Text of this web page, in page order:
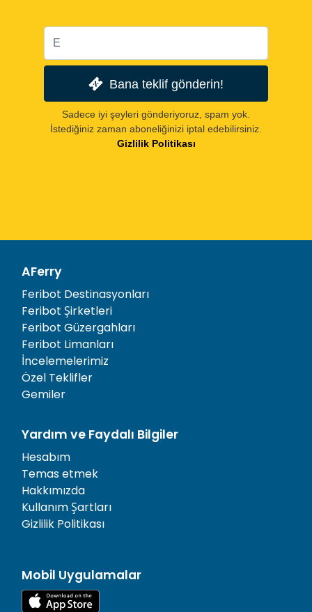
Bana teklif gönderin!
Sadece iyi şeyleri gönderiyoruz, spam yok.
İstediğiniz zaman aboneliğinizi iptal edebilirsiniz.
Gizlilik Politikası
AFerry
Feribot Destinasyonları
Feribot Şirketleri
Feribot Güzergahları
Feribot Limanları
İncelemelerimiz
Özel Teklifler
Gemiler
Yardım ve Faydalı Bilgiler
Hesabım
Temas etmek
Hakkımızda
Kullanım Şartları
Gizlilik Politikası
Mobil Uygulamalar